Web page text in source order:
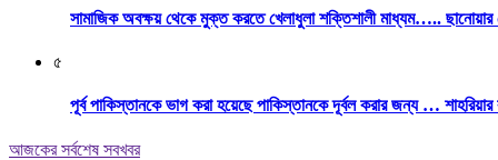
সামাজিক অবক্ষয় থেকে মুক্ত করতে খেলাধুলা শক্তিশালী মাধ্যম….. ছানোয়ার
৫
পূর্ব পাকিস্তানকে ভাগ করা হয়েছে পাকিস্তানকে দূর্বল করার জন্য … শাহরিয়ার
আজকের সর্বশেষ সবখবর